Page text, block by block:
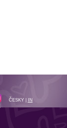
ČESKY |
IN